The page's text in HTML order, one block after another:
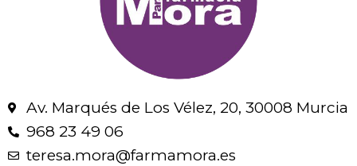
Av. Marqués de Los Vélez, 20, 30008 Murcia
968 23 49 06
teresa.mora@farmamora.es